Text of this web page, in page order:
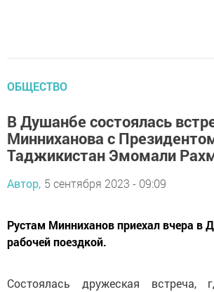
ОБЩЕСТВО
В Душанбе состоялась
Минниханова с
Таджикистан Эмомали
Автор, 5 сентября 2023 - 09:09
Рустам Минниханов приехал вчера в
рабочей поездкой.
Состоялась дружеская встреча,